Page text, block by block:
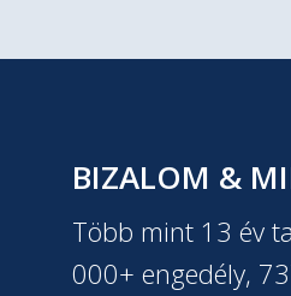
BIZALOM &
Több mint 13 év
000+ engedély,